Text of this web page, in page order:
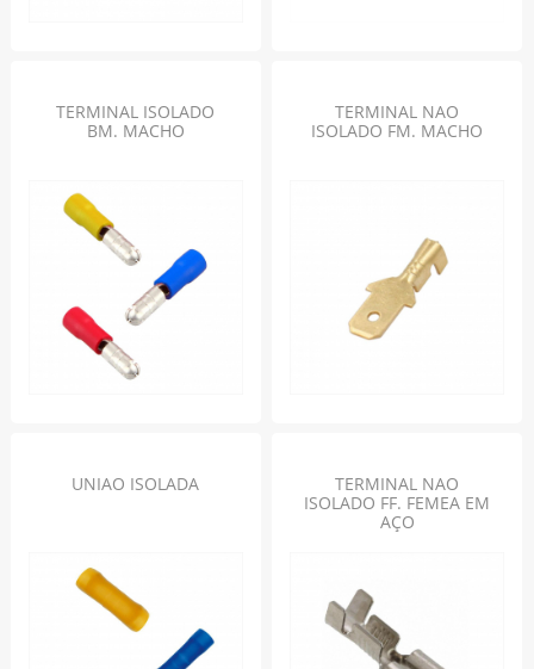
TERMINAL ISOLADO
BM. MACHO
TERMINAL NAO
ISOLADO FM. MACHO
UNIAO ISOLADA
TERMINAL NAO
ISOLADO FF. FEMEA EM
AÇO